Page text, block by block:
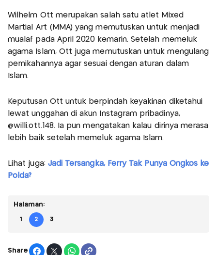
Wilhelm Ott merupakan salah satu atlet Mixed
Martial Art (MMA) yang memutuskan untuk menjadi
mualaf pada April 2020 kemarin. Setelah memeluk
agama Islam, Ott juga memutuskan untuk mengulang
pernikahannya agar sesuai dengan aturan dalam
Islam.
Keputusan Ott untuk berpindah keyakinan diketahui
lewat unggahan di akun Instagram pribadinya,
@willi.ott.148. Ia pun mengatakan kalau dirinya merasa
lebih baik setelah memeluk agama Islam.
Lihat juga: Jadi Tersangka, Ferry Tak Punya Ongkos ke
Polda?
Halaman:
1 2 3
Share